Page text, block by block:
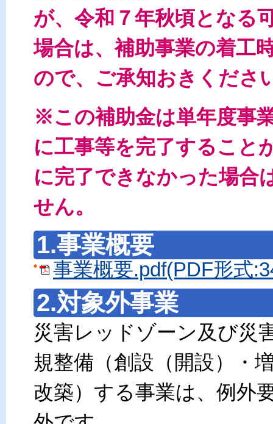
が、令和７年秋頃となる
場合は、補助事業の着工
ので、ご承知おきくださ
※この補助金は単年度事
に工事等を完了すること
に完了できなかった場合
せん。
1.事業概要
事業概要.pdf(PDF形式
2.対象外事業
災害レッドゾーン及び災
規整備（創設（開設）・
改築）する事業は、例外